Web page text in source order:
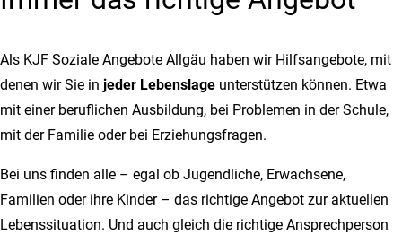
Als KJF Soziale Angebote Allgäu haben wir Hilfsangebote, mit
denen wir Sie in jeder Lebenslage unterstützen können. Etwa
mit einer beruflichen Ausbildung, bei Problemen in der Schule,
mit der Familie oder bei Erziehungsfragen.
Bei uns finden alle – egal ob Jugendliche, Erwachsene,
Familien oder ihre Kinder – das richtige Angebot zur aktuellen
Lebenssituation. Und auch gleich die richtige Ansprechperson